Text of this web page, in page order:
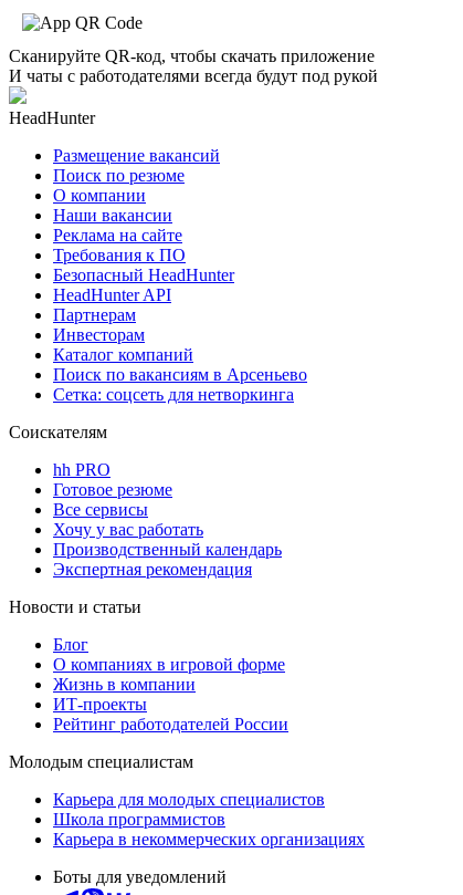
Сканируйте QR-код, чтобы скачать приложение
И чаты с работодателями всегда будут под рукой
HeadHunter
Размещение вакансий
Поиск по резюме
О компании
Наши вакансии
Реклама на сайте
Требования к ПО
Безопасный HeadHunter
HeadHunter API
Партнерам
Инвесторам
Каталог компаний
Поиск по вакансиям в Арсеньево
Сетка: соцсеть для нетворкинга
Соискателям
hh PRO
Готовое резюме
Все сервисы
Хочу у вас работать
Производственный календарь
Экспертная рекомендация
Новости и статьи
Блог
О компаниях в игровой форме
Жизнь в компании
ИТ-проекты
Рейтинг работодателей России
Молодым специалистам
Карьера для молодых специалистов
Школа программистов
Карьера в некоммерческих организациях
Боты для уведомлений